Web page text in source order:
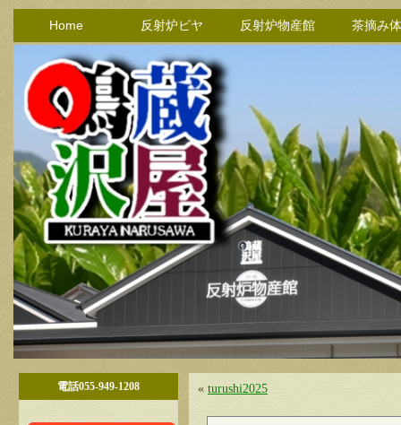
Home 反射炉ビヤ 反射炉物産館 茶摘み
電話055-949-1208 « turushi2025